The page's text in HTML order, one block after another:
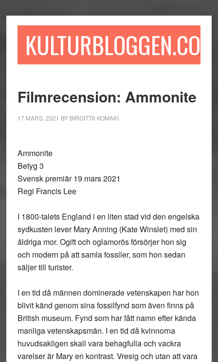
till
till
sidofältet
till
KULTURBLOGGEN.COM
Filmrecension: Ammonite
17 MARS, 2021 BY BIRGITTA KOMAKI
Ammonite
Betyg 3
Svensk premiär 19 mars 2021
Regi Francis Lee
I 1800-talets England i en liten stad vid den engelska
sydkusten lever Mary Anning (Kate Winslet) med sin
åldriga mor. Ogift och oglamorös försörjer hon sig
och modern på att samla fossiler, som hon sedan
säljer till turister.
I en tid då männen dominerade vetenskapen har hon
blivit känd genom sina fossilfynd som även finns på
British museum. Fynd som har fått namn efter kända
manliga vetenskapsmän. I en tid då kvinnorna
huvudsakligen skall vara behagfulla och vackra
varelser är Mary en kontrast. Vresig och utan att vara